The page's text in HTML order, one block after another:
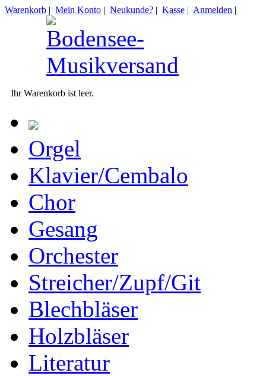
Warenkorb | Mein Konto | Neukunde? | Kasse | Anmelden |
Ihr Warenkorb ist leer.
Orgel
Klavier/Cembalo
Chor
Gesang
Orchester
Streicher/Zupf/Git
Blechbläser
Holzbläser
Literatur